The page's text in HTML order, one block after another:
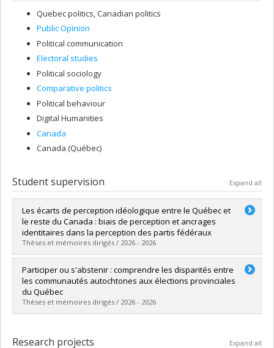
Quebec politics, Canadian politics
Public Opinion
Political communication
Electoral studies
Political sociology
Comparative politics
Political behaviour
Digital Humanities
Canada
Canada (Québec)
Student supervision Expand all
Les écarts de perception idéologique entre le Québec et
le reste du Canada : biais de perception et ancrages
identitaires dans la perception des partis fédéraux
Thèses et mémoires dirigés / 2026 - 2026
Graduate :Duhaime-Gagné, Delphine
Cycle :Master's
Grade :M. Sc.
Lien vers le document dans Papyrus
Participer ou s'abstenir : comprendre les disparités entre
les communautés autochtones aux élections provinciales
du Québec
Thèses et mémoires dirigés / 2026 - 2026
Cycle :Master's
Research projects Expand all